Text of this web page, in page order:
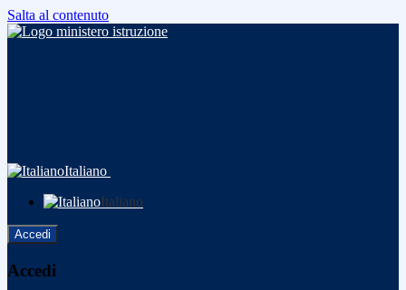
Salta al contenuto
Italiano
Italiano
Accedi
Accedi